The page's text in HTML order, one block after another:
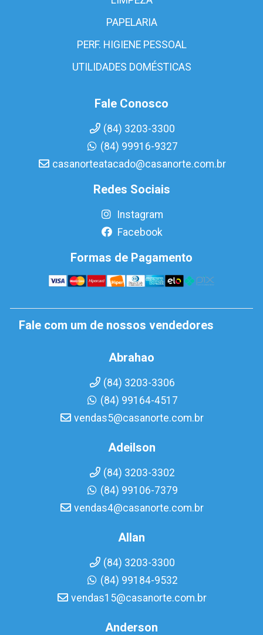
PAPELARIA
PERF. HIGIENE PESSOAL
UTILIDADES DOMÉSTICAS
Fale Conosco
(84) 3203-3300
(84) 99916-9327
casanorteatacado@casanorte.com.br
Redes Sociais
Instagram
Facebook
Formas de Pagamento
Fale com um de nossos vendedores
Abrahao
(84) 3203-3306
(84) 99164-4517
vendas5@casanorte.com.br
Adeilson
(84) 3203-3302
(84) 99106-7379
vendas4@casanorte.com.br
Allan
(84) 3203-3300
(84) 99184-9532
vendas15@casanorte.com.br
Anderson